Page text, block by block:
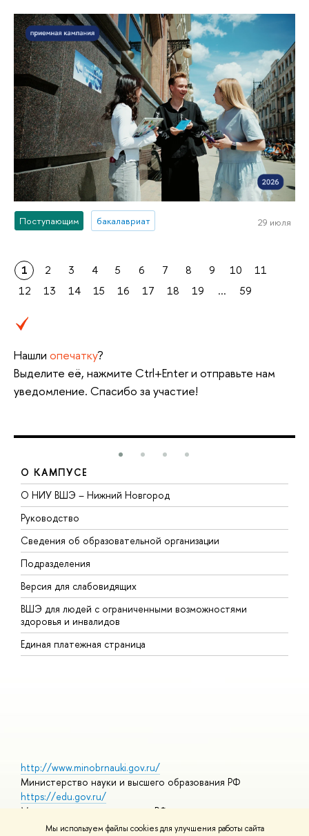
Мы используем файлы cookies для улучшения работы сайта
Поступающим бакалавриат 29 июля
1 2 3 4 5 6 7 8 9 10
11
12
13 14 15 16 17 18 19 ... 59
Нашли опечатку?
Выделите её, нажмите Ctrl+Enter и отправьте нам
уведомление. Спасибо за участие!
О КАМПУСЕ
О НИУ ВШЭ – Нижний Новгород
Руководство
Сведения об образовательной организации
Подразделения
Версия для слабовидящих
ВШЭ для людей с ограниченными возможностями
здоровья и инвалидов
Единая платежная страница
http://www.minobrnauki.gov.ru/
Министерство науки и высшего образования РФ
https://edu.gov.ru/
Министерство просвещения РФ
https://elearning.hse.ru/mooc